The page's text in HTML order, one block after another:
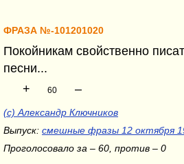
ФРАЗА №-101201020
Покойникам свойственно
песни...
+
60 –
(c) Александр Ключников
Выпуск: смешные фразы 12 октября
Проголосовало за – 60, против – 0